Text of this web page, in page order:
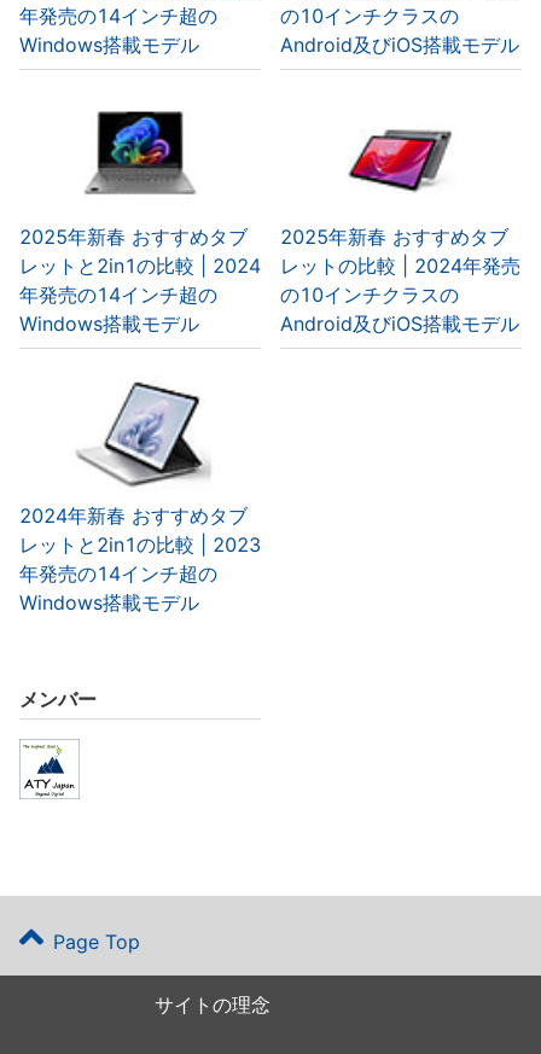
年発売の14インチ超の
Windows搭載モデル
の10インチクラスの
Android及びiOS搭載モデル
2025年新春 おすすめタブ
レットと2in1の比較 | 2024
年発売の14インチ超の
Windows搭載モデル
2025年新春 おすすめタブ
レットの比較 | 2024年発売
の10インチクラスの
Android及びiOS搭載モデル
2024年新春 おすすめタブ
レットと2in1の比較 | 2023
年発売の14インチ超の
Windows搭載モデル
メンバー
Page Top
サイトの理念